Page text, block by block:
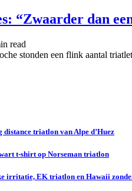
“Zwaarder dan
read
stonden een flink aantal
distance triatlon van Alpe d’Huez
t-shirt op Norseman triatlon
irritatie, EK triatlon en Hawaii